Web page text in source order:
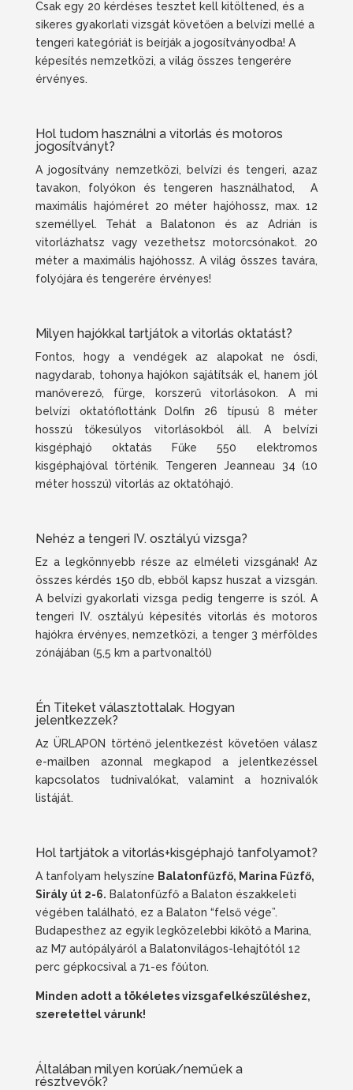
Csak egy 20 kérdéses tesztet kell kitöltened, és a
sikeres gyakorlati vizsgát követően a belvízi mellé a
tengeri kategóriát is beírják a jogosítványodba! A
képesítés nemzetközi, a világ összes tengerére
érvényes.
Hol tudom használni a vitorlás és motoros
jogosítványt?
A jogosítvány nemzetközi, belvízi és tengeri, azaz
tavakon, folyókon és tengeren használhatod, A
maximális hajóméret 20 méter hajóhossz, max. 12
személlyel. Tehát a Balatonon és az Adrián is
vitorlázhatsz vagy vezethetsz motorcsónakot. 20
méter a maximális hajóhossz. A világ összes tavára,
folyójára és tengerére érvényes!
Milyen hajókkal tartjátok a vitorlás oktatást?
Fontos, hogy a vendégek az alapokat ne ósdi,
nagydarab, tohonya hajókon sajátítsák el, hanem jól
manőverező, fürge, korszerű vitorlásokon. A mi
belvízi oktatóflottánk Dolfin 26 típusú 8 méter
hosszú tőkesúlyos vitorlásokból áll. A belvízi
kisgéphajó oktatás Fűke 550 elektromos
kisgéphajóval történik. Tengeren Jeanneau 34 (10
méter hosszú) vitorlás az oktatóhajó.
Nehéz a tengeri IV. osztályú vizsga?
Ez a legkönnyebb része az elméleti vizsgának! Az
összes kérdés 150 db, ebből kapsz huszat a vizsgán.
A belvízi gyakorlati vizsga pedig tengerre is szól. A
tengeri IV. osztályú képesítés vitorlás és motoros
hajókra érvényes, nemzetközi, a tenger 3 mérföldes
zónájában (5,5 km a partvonaltól)
Én Titeket választottalak. Hogyan
jelentkezzek?
Az ÜRLAPON történő jelentkezést követően válasz
e-mailben azonnal megkapod a jelentkezéssel
kapcsolatos tudnivalókat, valamint a hoznivalók
listáját.
Hol tartjátok a vitorlás+kisgéphajó tanfolyamot?
A tanfolyam helyszíne Balatonfűzfő, Marina Fűzfő,
Sirály út 2-6. Balatonfűzfő a Balaton északkeleti
végében található, ez a Balaton “felső vége”.
Budapesthez az egyik legközelebbi kikötő a Marina,
az M7 autópályáról a Balatonvilágos-lehajtótól 12
perc gépkocsival a 71-es főúton.
Minden adott a tökéletes vizsgafelkészüléshez,
szeretettel várunk!
Általában milyen korúak/neműek a
résztvevők?